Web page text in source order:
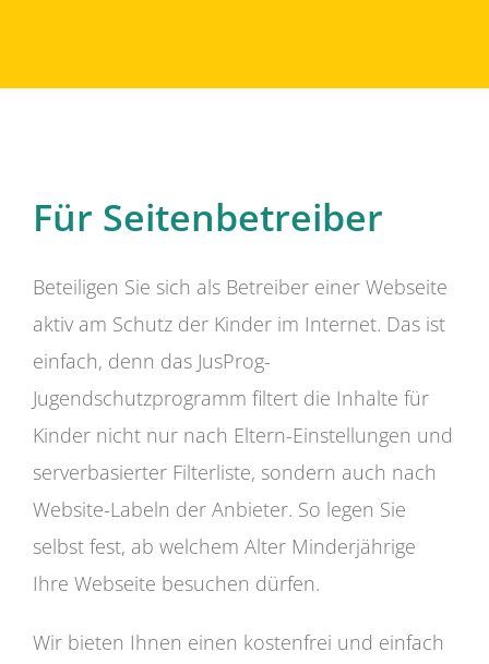
Für Seitenbetreiber
Beteiligen Sie sich als Betreiber einer Webseite
aktiv am Schutz der Kinder im Internet. Das ist
einfach, denn das JusProg-
Jugendschutzprogramm filtert die Inhalte für
Kinder nicht nur nach Eltern-Einstellungen und
serverbasierter Filterliste, sondern auch nach
Website-Labeln der Anbieter. So legen Sie
selbst fest, ab welchem Alter Minderjährige
Ihre Webseite besuchen dürfen.
Wir bieten Ihnen einen kostenfrei und einfach